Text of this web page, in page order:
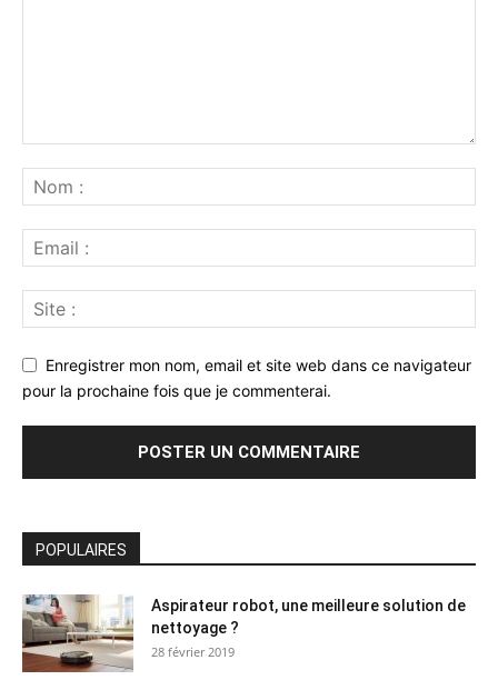
Enregistrer mon nom, email et site web dans ce navigateur
pour la prochaine fois que je commenterai.
POPULAIRES
Aspirateur robot, une meilleure solution de
nettoyage ?
28 février 2019